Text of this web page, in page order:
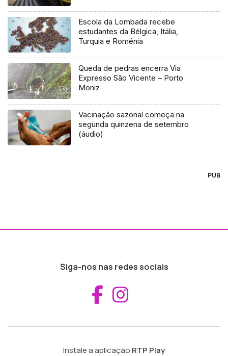
Escola da Lombada recebe
estudantes da Bélgica, Itália,
Turquia e Roménia
Queda de pedras encerra Via
Expresso São Vicente – Porto
Moniz
Vacinação sazonal começa na
segunda quinzena de setembro
(áudio)
PUB
Siga-nos nas redes sociais
Aceder ao
Instale a aplicação RTP Play